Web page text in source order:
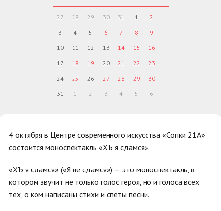
4 октября в Центре современного искусства «Сопки 21А»
состоится моноспектакль «ХЪ я сдамся».
«ХЪ я сдамся» («Я не сдамся») — это моноспектакль, в
котором звучит не только голос героя, но и голоса всех
тех, о ком написаны стихи и спеты песни.
27 28 29 30 31 1 2
3 4 5 6 7 8 9
10 11 12 13 14 15 16
17 18 19 20 21 22 23
24 25 26 27 28 29 30
31 1 2 3 4 5 6